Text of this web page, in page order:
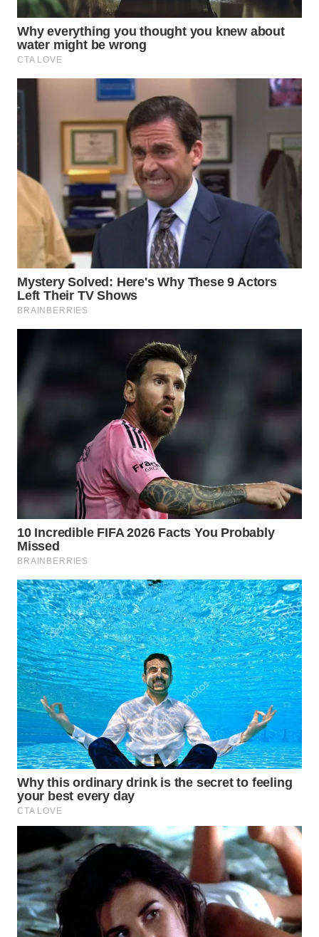
NATUNA
WN
BINTAN
WN
MANDALIKA
LIKUPANG
WN
LABUANBAJO
WN
BORNEO
Wahana
WAHANA
WAHANA
INFRASTRUKTUR
WAHANA
KONSUMEN
WAHANA
LISTRIK
WAHANA
TRAVEL
WAHANA
TV
WAHANANEWS
ID
WAHANANEWS
CO ID
WAHANANEWS
NET